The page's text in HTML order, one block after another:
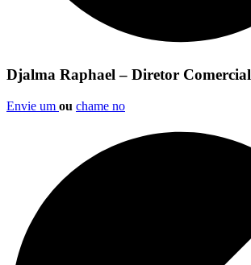
Djalma Raphael – Diretor Comercial
Envie um ou chame no